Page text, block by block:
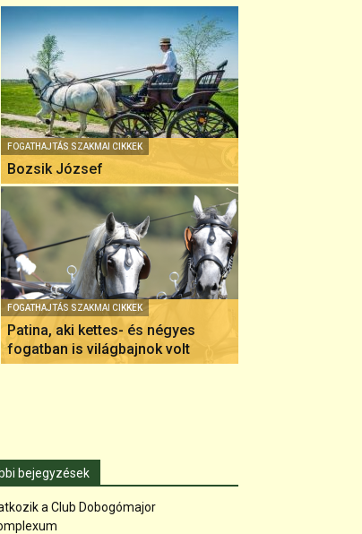
FOGATHAJTÁS SZAKMAI CIKKEK
Bozsik József
FOGATHAJTÁS SZAKMAI CIKKEK
Patina, aki kettes- és négyes
fogatban is világbajnok volt
bejegyzések
a Club Dobogómajor